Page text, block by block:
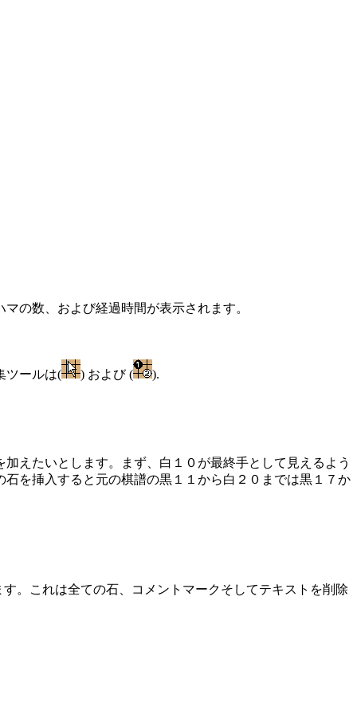
の数、および経過時間が表示されます。
ツールは( ) および ( ).
えたいとします。まず、白１０が最終手として見えるよう
挿入すると元の棋譜の黒１１から白２０までは黒１７か
。これは全ての石、コメントマークそしてテキストを削除